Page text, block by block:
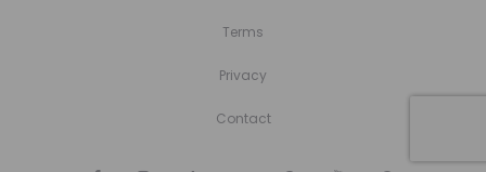
Terms
Privacy
Contact